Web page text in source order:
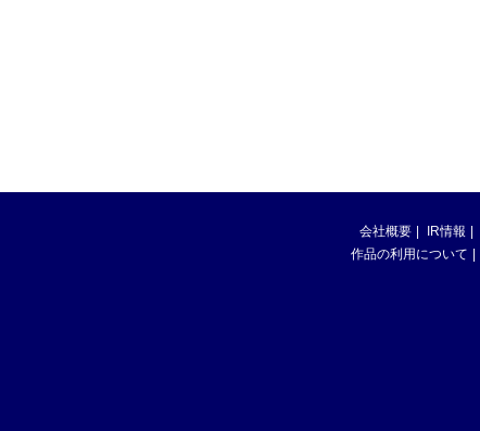
会社概要 IR情報
作品の利用について